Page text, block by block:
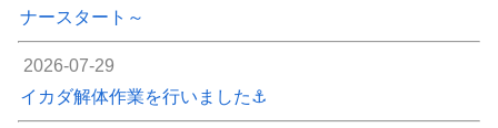
ナースタート～
2026-07-29
イカダ解体作業を行いました⚓